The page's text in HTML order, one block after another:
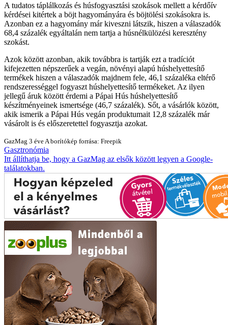
A tudatos táplálkozás és húsfogyasztási szokások mellett a kérdőív
kérdései kitértek a böjt hagyományára és böjtölési szokásokra is.
Azonban ez a hagyomány már kiveszni látszik, hiszen a válaszadók
68,4 százalék egyáltalán nem tartja a húsnélkülözési keresztény
szokást.
Azok között azonban, akik továbbra is tartják ezt a tradíciót
kifejezetten népszerűek a vegán, növényi alapú húshelyettesítő
termékek hiszen a válaszadók majdnem fele, 46,1 százaléka eltérő
rendszerességgel fogyaszt húshelyettesítő termékeket. Az ilyen
jellegű áruk között érdemi a Pápai Hús húshelyettesítő
készítményeinek ismertsége (46,7 százalék). Sőt, a vásárlók között,
akik ismerik a Pápai Hús vegán produktumait 12,8 százalék már
vásárolt is és előszeretettel fogyasztja azokat.
GazMag 3 éve A borítókép forrása: Freepik
Gasztronómia
Itt állíthatja be, hogy a GazMag az elsők között legyen a Google-
találatokban.